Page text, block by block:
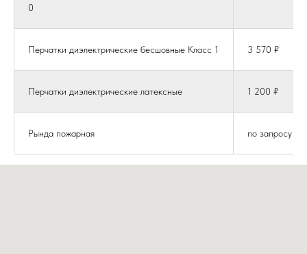
0
Перчатки диэлектрические бесшовные Класс 1 3 570 ₽
Перчатки диэлектрические латексные 1 200 ₽
Рында пожарная по запросу